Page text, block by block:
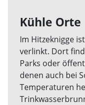
Kühle Orte
Im Hitzeknigge
verlinkt. Dort
Parks oder
denen auch bei
Temperaturen